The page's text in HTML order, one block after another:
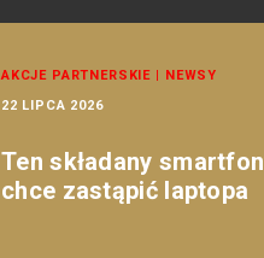
AKCJE PARTNERSKIE | NEWSY
22 LIPCA 2026
Ten składany smartfon
chce zastąpić laptopa